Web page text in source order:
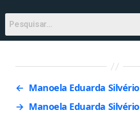
← Manoela Eduarda Silvério
→ Manoela Eduarda Silvério